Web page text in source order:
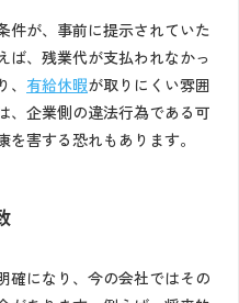
件が、事前に提示されていた
ば、残業代が支払われなかっ
有給休暇が取りにくい雰囲
、企業側の違法行為である可
害する恐れもあります。
確になり、今の会社ではその